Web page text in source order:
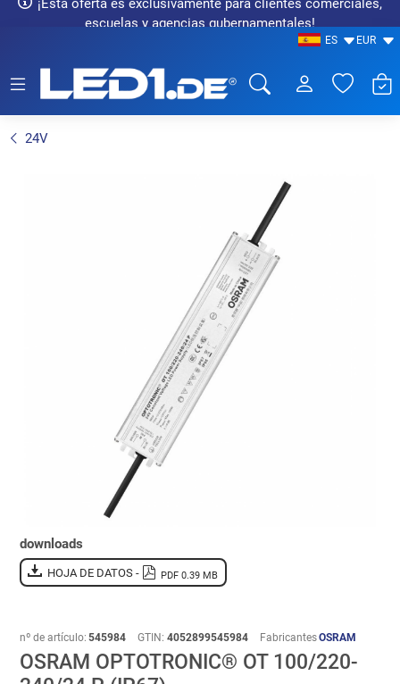
¡Esta oferta es exclusivamente para clientes comerciales,
escuelas y agencias gubernamentales!
ES EUR
24V
downloads
HOJA DE DATOS - PDF 0.39 MB
nº de artículo: 545984 GTIN: 4052899545984 FabricantesOSRAM
OSRAM OPTOTRONIC® OT 100/220-